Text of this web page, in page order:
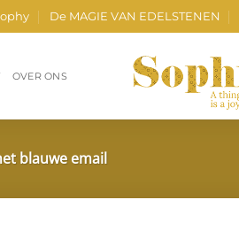
De MAGIE VAN EDELSTENEN
OVER ONS
blauwe email